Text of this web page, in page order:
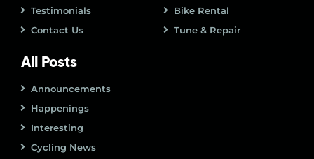
Testimonials
Contact Us
Bike Rental
Tune & Repair
All Posts
Announcements
Happenings
Interesting
Cycling News